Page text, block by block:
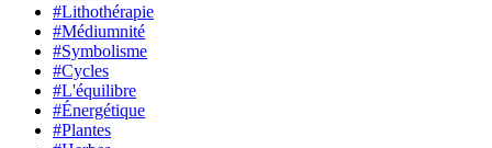
#Lithothérapie
#Médiumnité
#Symbolisme
#Cycles
#L'équilibre
#Énergétique
#Plantes